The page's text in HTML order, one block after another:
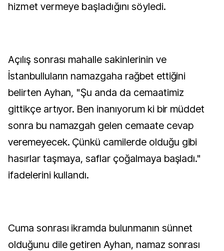
hizmet vermeye başladığını söyledi.
Açılış sonrası mahalle sakinlerinin ve
İstanbulluların namazgaha rağbet ettiğini
belirten Ayhan, "Şu anda da cemaatimiz
gittikçe artıyor. Ben inanıyorum ki bir müddet
sonra bu namazgah gelen cemaate cevap
veremeyecek. Çünkü camilerde olduğu gibi
hasırlar taşmaya, saflar çoğalmaya başladı."
ifadelerini kullandı.
Cuma sonrası ikramda bulunmanın sünnet
olduğunu dile getiren Ayhan, namaz sonrası